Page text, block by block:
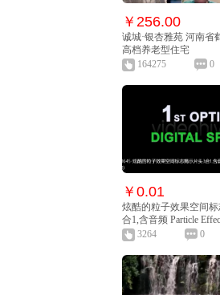
￥256.00
诚城·银杏雅苑 河南省
高档养老型住宅
164275
0
￥0.01
炫酷的粒子效果空间
合1,含音频 Particle
3264
0